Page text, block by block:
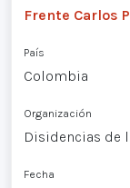
Frente Carlos
País
Colombia
Organización
Disidencias de
Fecha